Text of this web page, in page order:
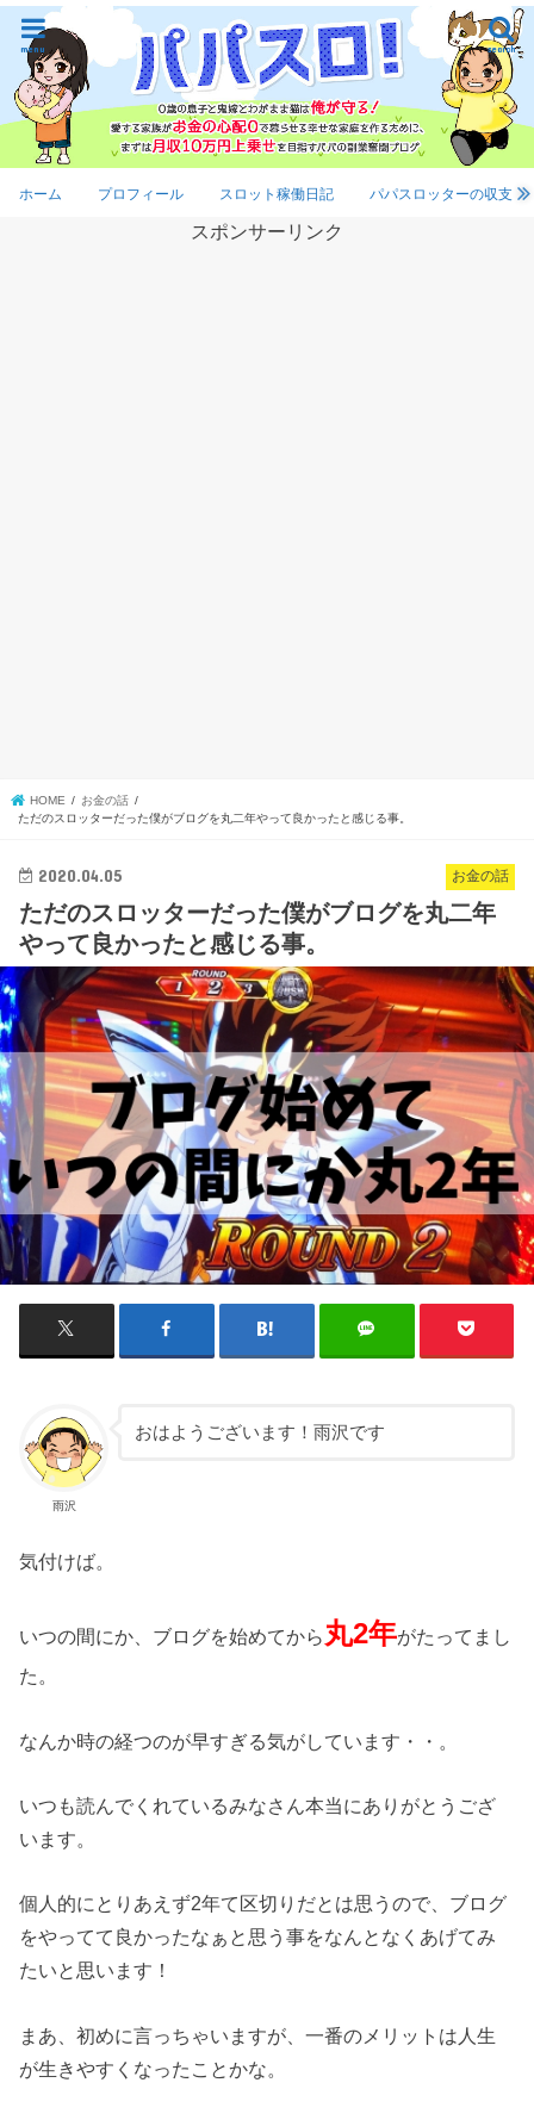
search
menu
ホーム プロフィール スロット稼働日記 パパスロッターの収支
スポンサーリンク
HOME
お金の話
ただのスロッターだった僕がブログを丸二年やって良かったと感じる事。
お金の話
2020.04.05
ただのスロッターだった僕がブログを丸二年
やって良かったと感じる事。
雨沢
おはようございます！雨沢です
気付けば。
いつの間にか、ブログを始めてから 丸2年がたってまし
た。
なんか時の経つのが早すぎる気がしています・・。
いつも読んでくれているみなさん本当にありがとうござ
います。
個人的にとりあえず2年て区切りだとは思うので、ブログ
をやってて良かったなぁと思う事をなんとなくあげてみ
たいと思います！
まあ、初めに言っちゃいますが、一番のメリットは人生
が生きやすくなったことかな。